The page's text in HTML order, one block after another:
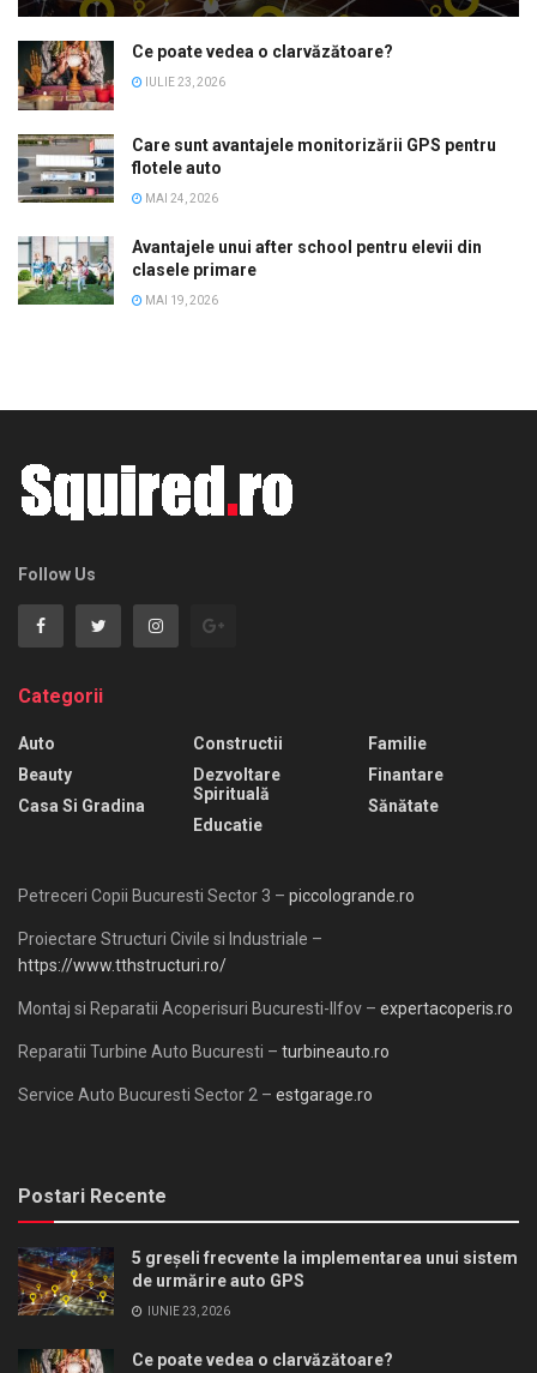
Ce poate vedea o clarvăzătoare?
IULIE 23, 2026
Care sunt avantajele monitorizării GPS pentru
flotele auto
MAI 24, 2026
Avantajele unui after school pentru elevii din
clasele primare
MAI 19, 2026
Follow Us
Categorii
Auto
Beauty
Casa Si Gradina
Constructii
Dezvoltare
Spirituală
Educatie
Familie
Finantare
Sănătate
Petreceri Copii Bucuresti Sector 3 – piccologrande.ro
Proiectare Structuri Civile si Industriale –
https://www.tthstructuri.ro/
Montaj si Reparatii Acoperisuri Bucuresti-Ilfov – expertacoperis.ro
Reparatii Turbine Auto Bucuresti – turbineauto.ro
Service Auto Bucuresti Sector 2 – estgarage.ro
Postari Recente
5 greșeli frecvente la implementarea unui sistem
de urmărire auto GPS
IUNIE 23, 2026
Ce poate vedea o clarvăzătoare?